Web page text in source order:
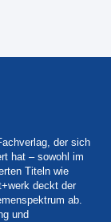
der sich
hat – sowohl im
Titeln wie
deckt der
ab.
und